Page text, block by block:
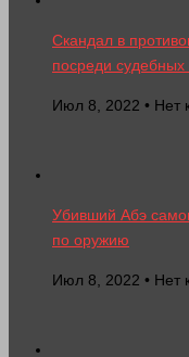
Скандал в
посреди
Июл 8, 2022 • Нет
Убивший Абэ
по оружию
Июл 8, 2022 • Нет